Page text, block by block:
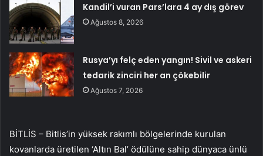
Kandil’i vuran Pars’lara 4 ay dış görev
Ağustos 8, 2026
Rusya’yı felç eden yangın! Sivil ve askeri
tedarik zinciri her an çökebilir
Ağustos 7, 2026
BİTLİS – Bitlis’in yüksek rakımlı bölgelerinde kurulan
kovanlarda üretilen ‘Altın Bal’ ödülüne sahip dünyaca ünlü